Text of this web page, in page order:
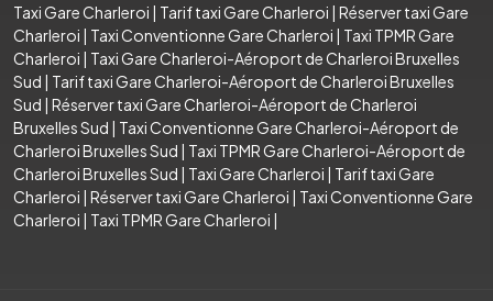
Taxi Gare Charleroi | Tarif taxi Gare Charleroi | Réserver taxi Gare
Charleroi | Taxi Conventionne Gare Charleroi | Taxi TPMR Gare
Charleroi | Taxi Gare Charleroi-Aéroport de Charleroi Bruxelles
Sud | Tarif taxi Gare Charleroi-Aéroport de Charleroi Bruxelles
Sud | Réserver taxi Gare Charleroi-Aéroport de Charleroi
Bruxelles Sud | Taxi Conventionne Gare Charleroi-Aéroport de
Charleroi Bruxelles Sud | Taxi TPMR Gare Charleroi-Aéroport de
Charleroi Bruxelles Sud | Taxi Gare Charleroi | Tarif taxi Gare
Charleroi | Réserver taxi Gare Charleroi | Taxi Conventionne Gare
Charleroi | Taxi TPMR Gare Charleroi |